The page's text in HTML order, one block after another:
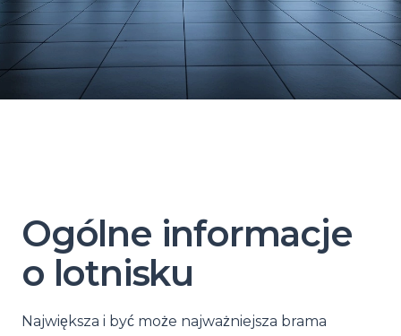
Ogólne informacje
o lotnisku
Największa i być może najważniejsza brama